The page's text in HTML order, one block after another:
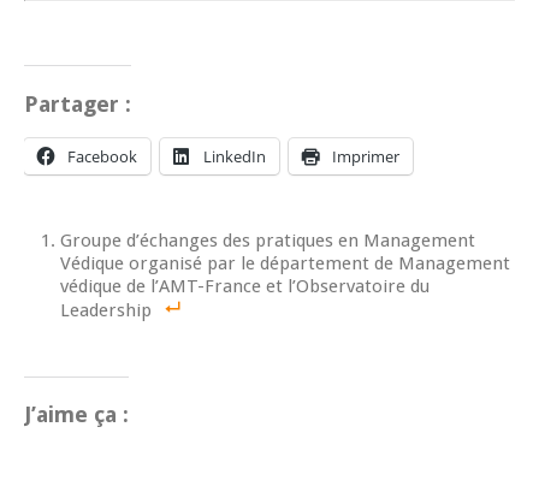
Partager :
Facebook LinkedIn Imprimer
Groupe d’échanges des pratiques en Management
Védique organisé par le département de Management
védique de l’AMT-France et l’Observatoire du
Leadership
J’aime ça :